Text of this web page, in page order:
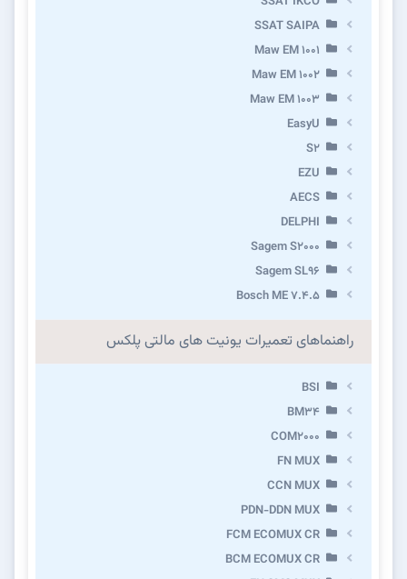
SSAT SAIPA
Maw EM 1001
Maw EM 1002
Maw EM 1003
EasyU
S2
EZU
AECS
DELPHI
Sagem S2000
Sagem SL96
Bosch ME 7.4.5
راهنماهای تعمیرات یونیت های مالتی پلکس
BSI
BM34
COM2000
FN MUX
CCN MUX
PDN-DDN MUX
FCM ECOMUX CR
BCM ECOMUX CR